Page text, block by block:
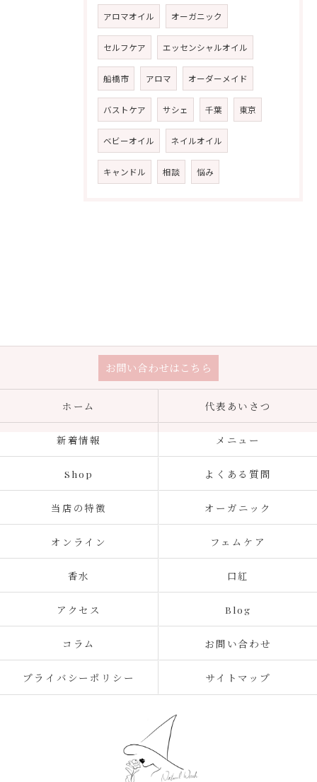
アロマオイル オーガニック
セルフケア エッセンシャルオイル
船橋市 アロマ オーダーメイド
バストケア サシェ 千葉 東京
ベビーオイル ネイルオイル
キャンドル 相談 悩み
お問い合わせはこちら
ホーム 代表あいさつ
新着情報 メニュー
Shop よくある質問
当店の特徴 オーガニック
オンライン フェムケア
香水 口紅
アクセス Blog
コラム お問い合わせ
プライバシーポリシー サイトマップ